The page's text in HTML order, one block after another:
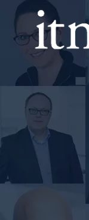
Zum
springen